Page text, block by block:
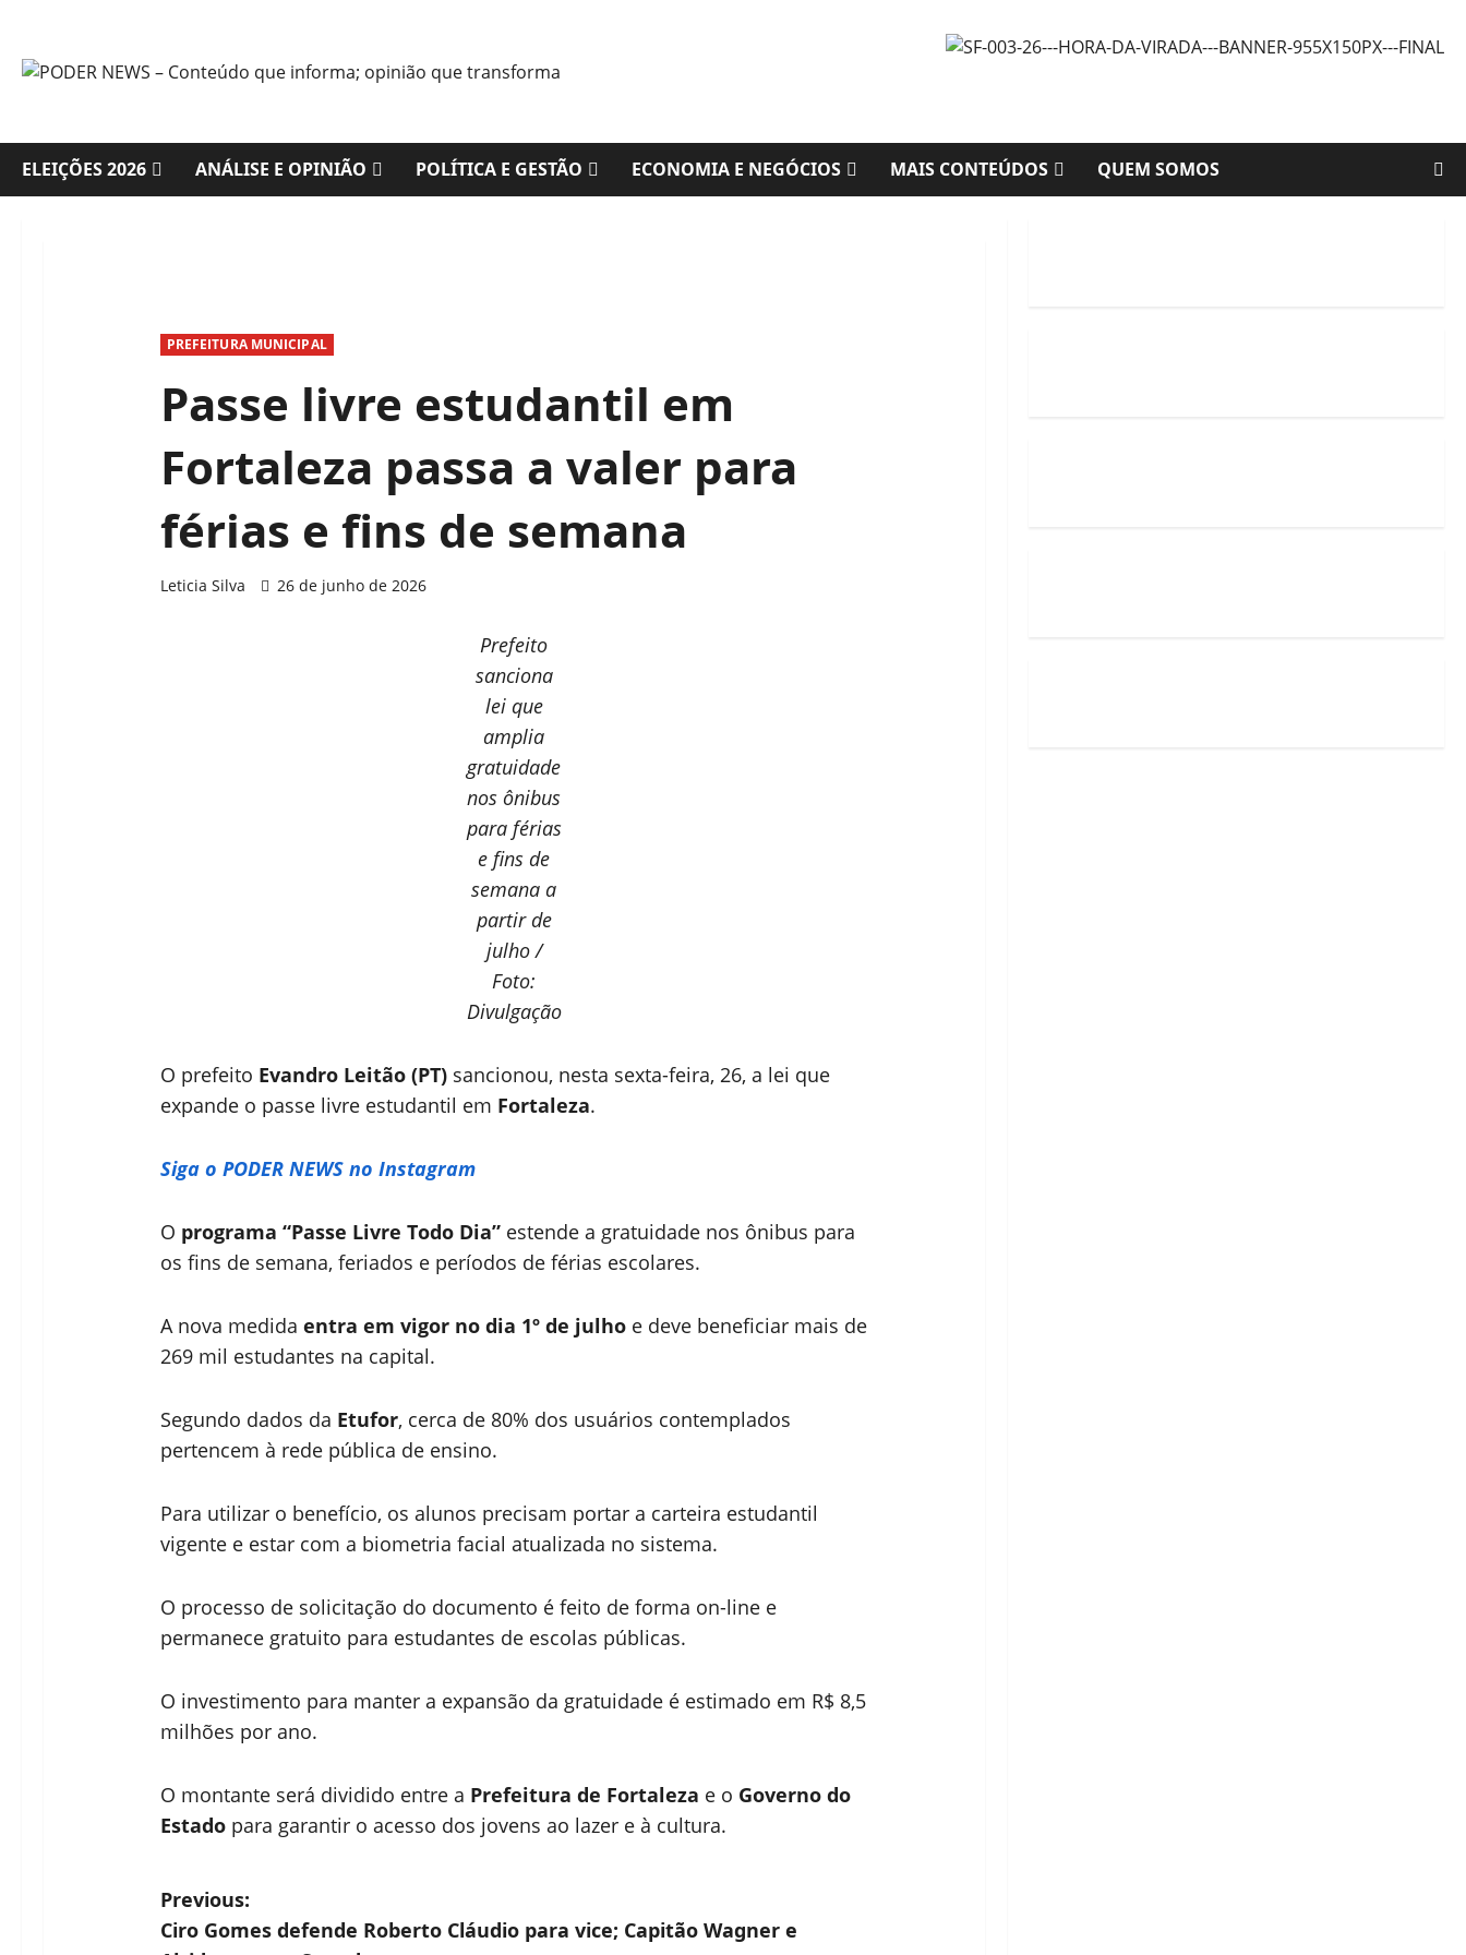
content
ELEIÇÕES 2026 ANÁLISE E OPINIÃO POLÍTICA E GESTÃO ECONOMIA E NEGÓCIOS MAIS CONTEÚDOS QUEM SOMOS
PREFEITURA MUNICIPAL
Passe livre estudantil em
Fortaleza passa a valer para
férias e fins de semana
Leticia Silva 26 de junho de 2026
Prefeito
sanciona
lei que
amplia
gratuidade
nos ônibus
para férias
e fins de
semana a
partir de
julho /
Foto:
Divulgação
O prefeito Evandro Leitão (PT) sancionou, nesta sexta-feira, 26, a lei que
expande o passe livre estudantil em Fortaleza.
Siga o PODER NEWS no Instagram
O programa “Passe Livre Todo Dia”estende a gratuidade nos ônibus para
os fins de semana, feriados e períodos de férias escolares.
A nova medida entra em vigor no dia 1º de julhoe deve beneficiar mais de
269 mil estudantes na capital.
Segundo dados da Etufor, cerca de 80% dos usuários contemplados
pertencem à rede pública de ensino.
Para utilizar o benefício, os alunos precisam portar a carteira estudantil
vigente e estar com a biometria facial atualizada no sistema.
O processo de solicitação do documento é feito de forma on-line e
permanece gratuito para estudantes de escolas públicas.
O investimento para manter a expansão da gratuidade é estimado em R$ 8,5
milhões por ano.
O montante será dividido entre a Prefeitura de Fortaleza e o Governo do
Estadopara garantir o acesso dos jovens ao lazer e à cultura.
P
Previous:
Ciro Gomes defende Roberto Cláudio para vice; Capitão Wagner e